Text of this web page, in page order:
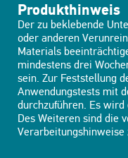
Produkthinweis
Der zu beklebende
oder anderen
Materials
mindestens drei
sein. Zur Feststellung
Anwendungstests mit
durchzuführen. Es
Des Weiteren sind die
Verarbeitungshinweise